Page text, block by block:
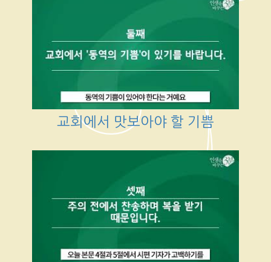
교회에서 맛보아야 할 기쁨